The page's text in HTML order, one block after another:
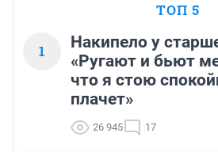
ТОП 5
1
Накипело у
«Ругают и бьют
что я стою
плачет»
26 945 17